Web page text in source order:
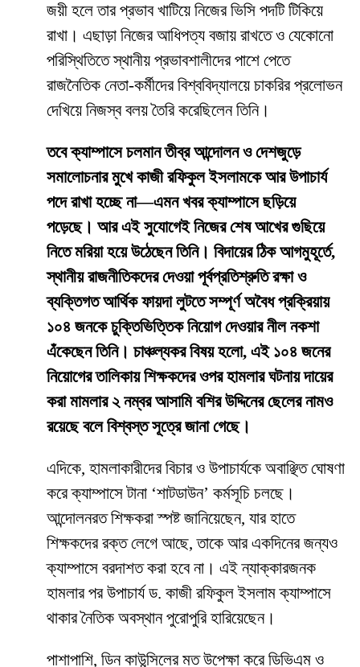
জয়ী হলে তার প্রভাব খাটিয়ে নিজের ভিসি পদটি টিকিয়ে
রাখা। এছাড়া নিজের আধিপত্য বজায় রাখতে ও যেকোনো
পরিস্থিতিতে স্থানীয় প্রভাবশালীদের পাশে পেতে
রাজনৈতিক নেতা-কর্মীদের বিশ্ববিদ্যালয়ে চাকরির প্রলোভন
দেখিয়ে নিজস্ব বলয় তৈরি করেছিলেন তিনি।
তবে ক্যাম্পাসে চলমান তীব্র আন্দোলন ও দেশজুড়ে
সমালোচনার মুখে কাজী রফিকুল ইসলামকে আর উপাচার্য
পদে রাখা হচ্ছে না—এমন খবর ক্যাম্পাসে ছড়িয়ে
পড়েছে। আর এই সুযোগেই নিজের শেষ আখের গুছিয়ে
নিতে মরিয়া হয়ে উঠেছেন তিনি। বিদায়ের ঠিক আগমুহূর্তে,
স্থানীয় রাজনীতিকদের দেওয়া পূর্বপ্রতিশ্রুতি রক্ষা ও
ব্যক্তিগত আর্থিক ফায়দা লুটতে সম্পূর্ণ অবৈধ প্রক্রিয়ায়
১০৪ জনকে চুক্তিভিত্তিক নিয়োগ দেওয়ার নীল নকশা
এঁকেছেন তিনি। চাঞ্চল্যকর বিষয় হলো, এই ১০৪ জনের
নিয়োগের তালিকায় শিক্ষকদের ওপর হামলার ঘটনায় দায়ের
করা মামলার ২ নম্বর আসামি বশির উদ্দিনের ছেলের নামও
রয়েছে বলে বিশ্বস্ত সূত্রে জানা গেছে।
​এদিকে, হামলাকারীদের বিচার ও উপাচার্যকে অবাঞ্ছিত ঘোষণা
করে ক্যাম্পাসে টানা ‘শাটডাউন’ কর্মসূচি চলছে।
আন্দোলনরত শিক্ষকরা স্পষ্ট জানিয়েছেন, যার হাতে
শিক্ষকদের রক্ত লেগে আছে, তাকে আর একদিনের জন্যও
ক্যাম্পাসে বরদাশত করা হবে না। এই ন্যাক্কারজনক
হামলার পর উপাচার্য ড. কাজী রফিকুল ইসলাম ক্যাম্পাসে
থাকার নৈতিক অবস্থান পুরোপুরি হারিয়েছেন।
​পাশাপাশি, ডিন কাউন্সিলের মত উপেক্ষা করে ডিভিএম ও